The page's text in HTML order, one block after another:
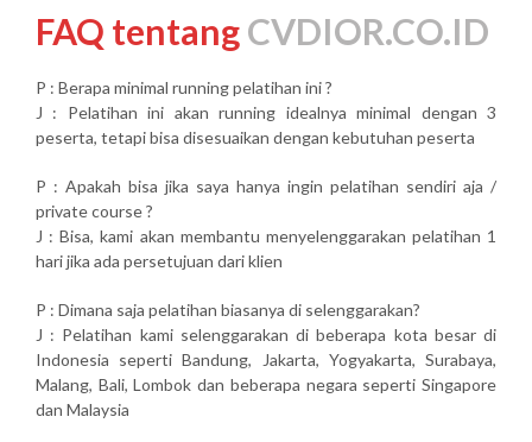
FAQ tentangCVDIOR.CO.ID
P : Berapa minimal running pelatihan ini ?
J : Pelatihan ini akan running idealnya minimal dengan 3
peserta, tetapi bisa disesuaikan dengan kebutuhan peserta
P : Apakah bisa jika saya hanya ingin pelatihan sendiri aja /
private course ?
J : Bisa, kami akan membantu menyelenggarakan pelatihan 1
hari jika ada persetujuan dari klien
P : Dimana saja pelatihan biasanya di selenggarakan?
J : Pelatihan kami selenggarakan di beberapa kota besar di
Indonesia seperti Bandung, Jakarta, Yogyakarta, Surabaya,
Malang, Bali, Lombok dan beberapa negara seperti Singapore
dan Malaysia